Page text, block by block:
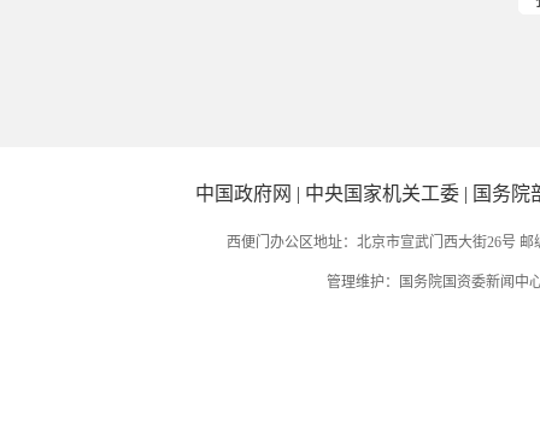
中国政府网 | 中央国家机关工委 | 国务院
西便门办公区地址：北京市宣武门西大街26号
管理维护：国务院国资委新闻中